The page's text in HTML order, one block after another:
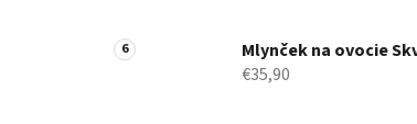
Mlynček na ovocie
€35,90